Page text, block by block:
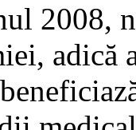
2008,
adică